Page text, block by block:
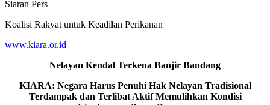
Siaran Pers
Koalisi Rakyat untuk Keadilan Perikanan
www.kiara.or.id
Nelayan Kendal Terkena Banjir Bandang
KIARA: Negara Harus Penuhi Hak Nelayan Tradisional
Terdampak dan Terlibat Aktif Memulihkan Kondisi